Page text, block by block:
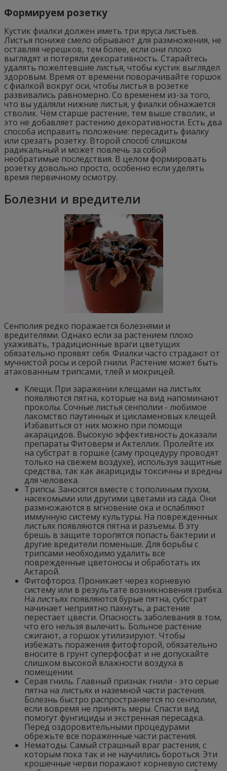
Формируем розетку
Кустик фиалки должен иметь три яруса листьев.
Листья пониже смело обрывают для размножения, не
оставляя черешков, тем более, если они плохо
выглядят и потеряли декоративность. Старайтесь
удалять пожелтевшие листья, чтобы кустик выглядел
здоровым. Время от времени поворачивайте горшок
с фиалкой вокруг оси, чтобы листья в розетке
развивались равномерно. Со временем из-за того,
что вы удаляли нижние листья, у фиалки обнажается
стволик. Чем старше растение, тем выше стволик, и
это не добавляет растению декоративности. Есть два
способа исправить положение: пересадить фиалку
или срезать розетку. Второй способ слишком
радикальный и может повлечь за собой
необратимые последствия. В целом формировать
розетку довольно просто, особенно если уделять
время первичному осмотру.
Болезни и вредители
Сенполия редко поражается болезнями и
вредителями. Однако если за растением плохо
ухаживать, традиционные враги цветущих
обязательно проявят себя. Фиалки часто страдают от
мучнистой росы и серой гнили. Растение может быть
атакованным трипсами, тлей и мокрицей.
Клещи. При заражении клещами на листьях
появляются пятна, которые на вид напоминают
проколы. Сочные листья сенполии - любимое
лакомство паутинных и цикламеновых клещей.
Избавиться от них можно при помощи
акарацидов. Высокую эффективность доказали
препараты Фитоверм и Актеллик. Пролейте их
на субстрат в горшке (саму процедуру проводят
только на свежем воздухе), используя защитные
средства, так как акарициды токсичны и вредны
для человека.
Трипсы. Заносятся вместе с тополиным пухом,
насекомыми или другими цветами из сада. Они
размножаются в мгновение ока и ослабляют
иммунную систему культуры. На поврежденных
листьях появляются пятна и разъемы. В эту
брешь в защите торопятся попасть бактерии и
другие вредители поменьше. Для борьбы с
трипсами необходимо удалить все
поврежденные цветоносы и обработать их
Актарой.
Фитофтороз. Проникает через корневую
систему или в результате возникновения грибка.
На листьях появляются бурые пятна, субстрат
начинает неприятно пахнуть, а растение
перестает цвести. Опасность заболевания в том,
что его нельзя вылечить. Больное растение
сжигают, а горшок утилизируют. Чтобы
избежать поражения фитофторой, обязательно
вносите в грунт суперфосфат и не допускайте
слишком высокой влажности воздуха в
помещении.
Серая гниль. Главный признак гнили - это серые
пятна на листьях и наземной части растения.
Болезнь быстро распространяется по сенполии,
если вовремя не принять меры. Спасти вид
помогут фунгициды и экстренная пересадка.
Перед оздоровительными процедурами
обрежьте все пораженные части растения.
Нематоды. Самый страшный враг растения, с
которым пока так и не научились бороться. Эти
крошечные черви поражают корневую систему